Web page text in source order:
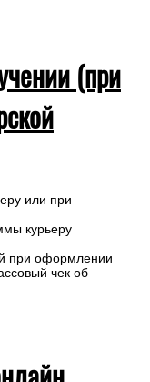
(при
или при
курьеру
при оформлении
чек об